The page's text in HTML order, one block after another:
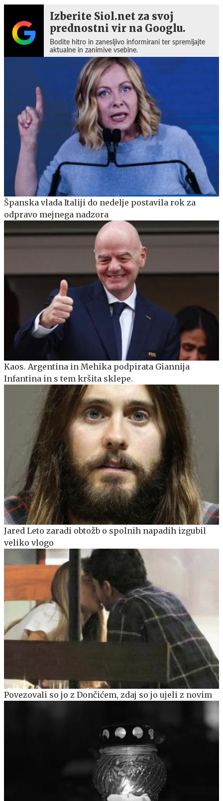
Izberite Siol.net za svoj
prednostni vir na Googlu.
Bodite hitro in zanesljivo informirani ter spremljajte
aktualne in zanimive vsebine.
Španska vlada Italiji do nedelje postavila rok za
odpravo mejnega nadzora
Kaos. Argentina in Mehika podpirata Giannija
Infantina in s tem kršita sklepe.
Jared Leto zaradi obtožb o spolnih napadih izgubil
veliko vlogo
Povezovali so jo z Dončićem, zdaj so jo ujeli z novim